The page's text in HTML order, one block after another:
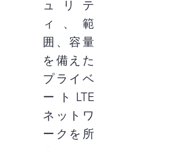
ュリテ
ィ、範
囲、容量
を備えた
プライベ
ートLTE
ネットワ
ークを所
組んでい
る。 イン
ターネッ
ト接続が
不十分
で、オン
ラインの
機会や重